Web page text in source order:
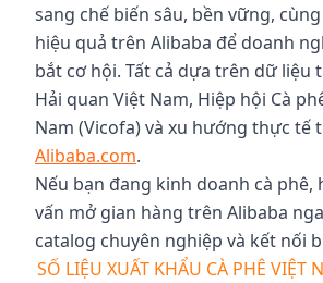
sang chế biến sâu, bền vững,
hiệu quả trên Alibaba để doanh
bắt cơ hội. Tất cả dựa trên dữ liệu
Hải quan Việt Nam, Hiệp hội Cà
Nam (Vicofa) và xu hướng thực tế
Alibaba.com.
Nếu bạn đang kinh doanh cà phê,
vấn mở gian hàng trên Alibaba
catalog chuyên nghiệp và kết nối
SỐ LIỆU XUẤT KHẨU CÀ PHÊ VIỆT